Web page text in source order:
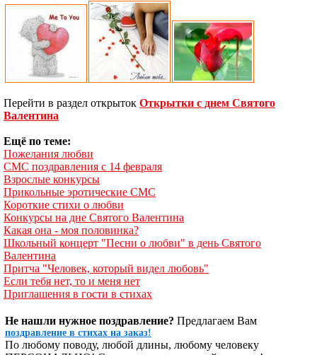
Перейти в раздел открыток Открытки с днем Святого
Валентина
Ещё по теме:
Пожелания любви
СМС поздравления с 14 февраля
Взрослые конкурсы
Прикольные эротические СМС
Короткие стихи о любви
Конкурсы на дне Святого Валентина
Какая она - моя половинка?
Школьный концерт "Песни о любви" в день Святого
Валентина
Притча "Человек, который видел любовь"
Если тебя нет, то и меня нет
Приглашения в гости в стихах
Не нашли нужное поздравление? Предлагаем Вам
поздравление в стихах на заказ!
По любому поводу, любой длины, любому человеку